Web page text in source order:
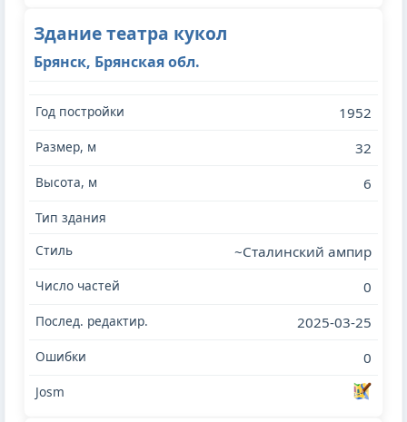
Здание театра кукол
Брянск, Брянская обл.
1952
32
6
~Сталинский ампир
0
2025-03-25
0